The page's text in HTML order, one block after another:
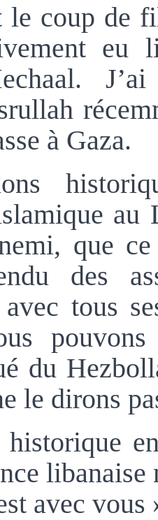
le coup de
eu
à Gaza.
au
que
des
tous
du
le dirons
libanaise
avec vous